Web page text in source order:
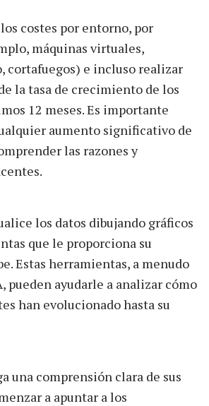
costes por entorno, por
máquinas virtuales,
cortafuegos) e incluso realizar
la tasa de crecimiento de los
12 meses. Es importante
aumento significativo de
las razones y
los datos dibujando gráficos
que le proporciona su
Estas herramientas, a menudo
pueden ayudarle a analizar cómo
han evolucionado hasta su
una comprensión clara de sus
a apuntar a los